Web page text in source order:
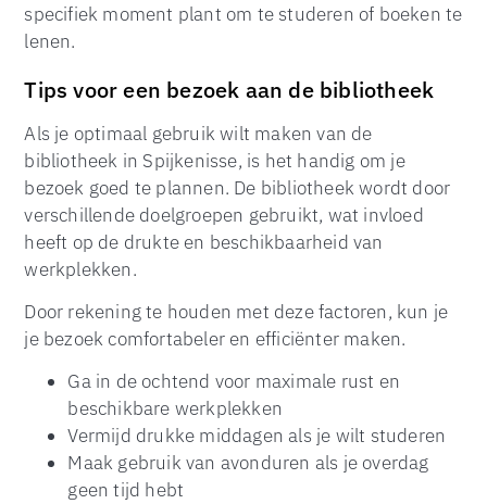
specifiek moment plant om te studeren of boeken te
lenen.
Tips voor een bezoek aan de bibliotheek
Als je optimaal gebruik wilt maken van de
bibliotheek in Spijkenisse, is het handig om je
bezoek goed te plannen. De bibliotheek wordt door
verschillende doelgroepen gebruikt, wat invloed
heeft op de drukte en beschikbaarheid van
werkplekken.
Door rekening te houden met deze factoren, kun je
je bezoek comfortabeler en efficiënter maken.
Ga in de ochtend voor maximale rust en
beschikbare werkplekken
Vermijd drukke middagen als je wilt studeren
Maak gebruik van avonduren als je overdag
geen tijd hebt